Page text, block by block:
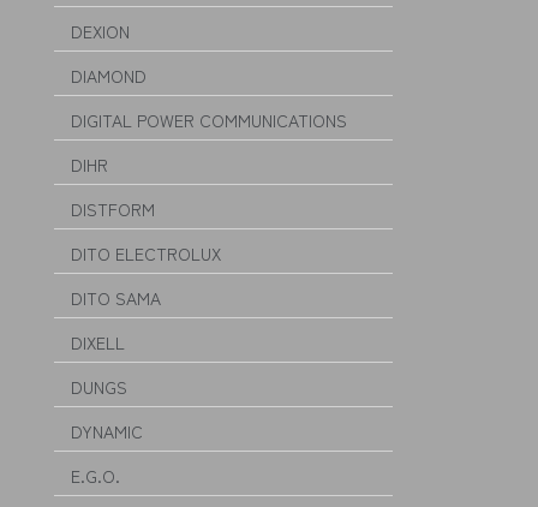
DEXION
DIAMOND
DIGITAL POWER COMMUNICATIONS
DIHR
DISTFORM
DITO ELECTROLUX
DITO SAMA
DIXELL
DUNGS
DYNAMIC
E.G.O.